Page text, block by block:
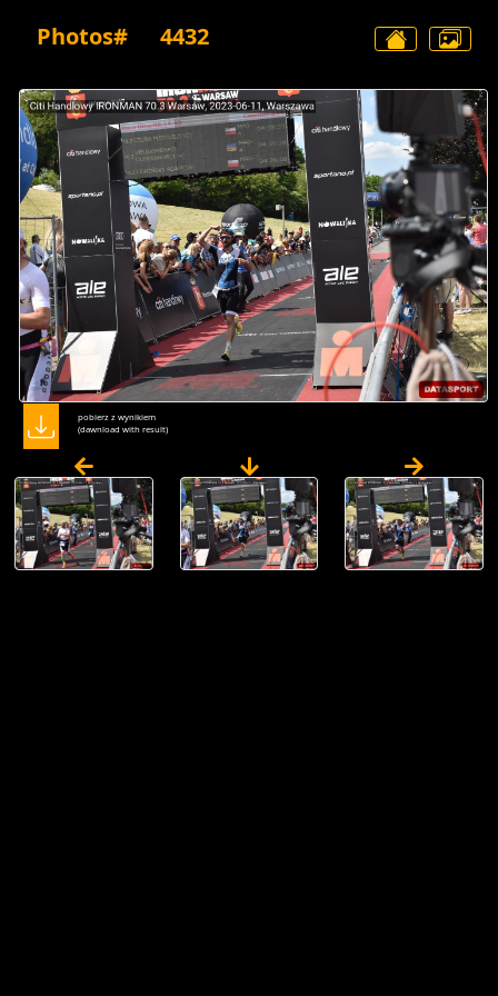
Photos# 4432
pobierz z wynikiem
(dawnload with result)